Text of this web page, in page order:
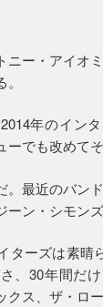
ニー・アイオ
年のイン
ーでも改めて
。最近のバ
ン・シモン
ターズは素
、30年間だ
クス、ザ・ロ